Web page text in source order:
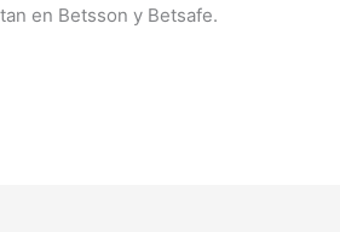
en Betsson y Betsafe.